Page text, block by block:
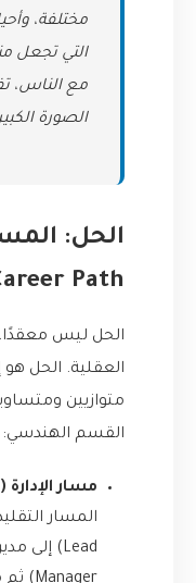
مختلفة،
التي تجعل
مع الناس،
الصورة
Path)
الحل ليس
العقلية. الحل
متوازيين
القسم الهندسي:
مسار الإدارة (Management Track):